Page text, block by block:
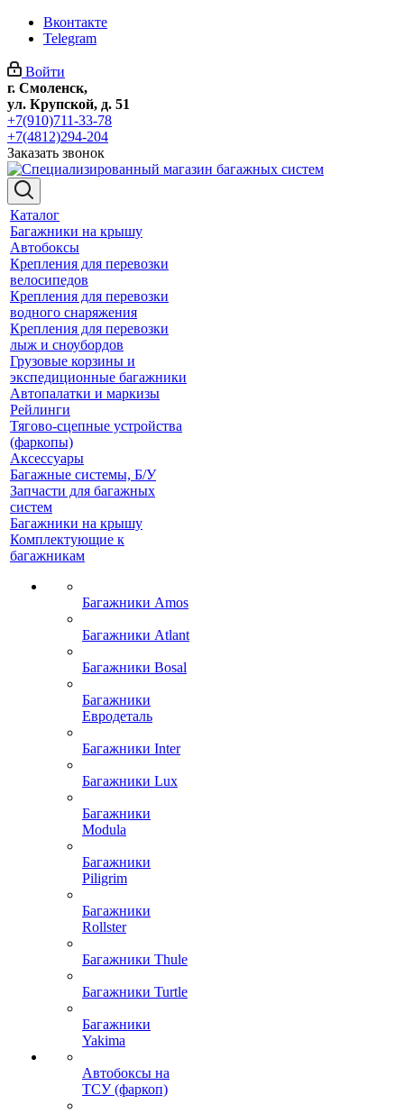
Вконтакте
Telegram
Войти
г. Смоленск,
ул. Крупской, д. 51
+7(910)711-33-78
+7(4812)294-204
Заказать звонок
Каталог
Багажники на крышу
Автобоксы
Крепления для перевозки
велосипедов
Крепления для перевозки
водного снаряжения
Крепления для перевозки
лыж и сноубордов
Грузовые корзины и
экспедиционные багажники
Автопалатки и маркизы
Рейлинги
Тягово-сцепные устройства
(фаркопы)
Аксессуары
Багажные системы, Б/У
Запчасти для багажных
систем
Багажники на крышу
Комплектующие к
багажникам
Багажники Amos
Багажники Atlant
Багажники Bosal
Багажники
Евродеталь
Багажники Inter
Багажники Lux
Багажники
Modula
Багажники
Piligrim
Багажники
Rollster
Багажники Thule
Багажники Turtle
Багажники
Yakima
Автобоксы на
ТСУ (фаркоп)